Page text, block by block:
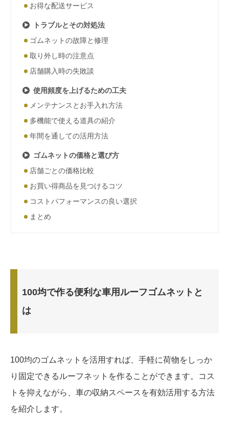
お得な配送サービス
トラブルとその対処法
ゴムネットの故障と修理
取り外し時の注意点
店舗購入時の失敗談
使用頻度を上げるための工夫
メンテナンスとお手入れ方法
多機能で使える道具の紹介
年間を通しての活用方法
ゴムネットの価格と選び方
店舗ごとの価格比較
お買い得商品を見つけるコツ
コストパフォーマンスの良い選択
まとめ
100均で作る便利な車用ルーフゴムネットと
は
100均のゴムネットを活用すれば、手軽に荷物をしっか
り固定できるルーフネットを作ることができます。コス
トを抑えながら、車の収納スペースを有効活用する方法
を紹介します。